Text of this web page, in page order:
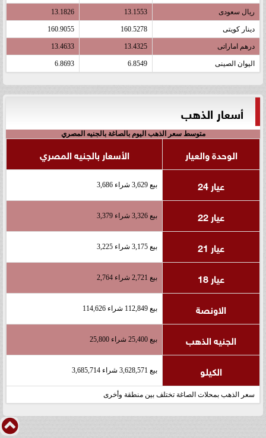
ريال سعودى 13.1553
13.1826
دينار كويتى 160.5278
160.9055
درهم اماراتى 13.4325
13.4633
اليوان الصينى 6.8549
6.8693
أسعار الذهب
متوسط سعر الذهب اليوم بالصاغة بالجنيه المصري
الوحدة والعيار
الأسعار بالجنيه المصري
عيار 24
بيع 3,629 شراء 3,686
عيار 22 بيع 3,326 شراء 3,379
عيار 21 بيع 3,175 شراء 3,225
عيار 18 بيع 2,721 شراء 2,764
الاونصة بيع 112,849 شراء 114,626
الجنيه الذهب بيع 25,400 شراء 25,800
الكيلو بيع 3,628,571 شراء 3,685,714
سعر الذهب بمحلات الصاغة تختلف بين منطقة وأخرى